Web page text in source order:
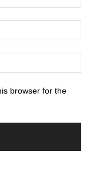
browser for the